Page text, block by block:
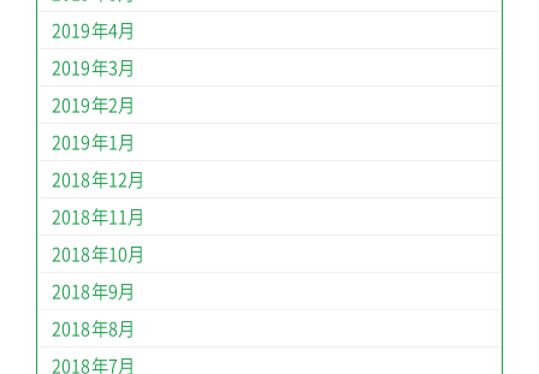
2019年4月
2019年3月
2019年2月
2019年1月
2018年12月
2018年11月
2018年10月
2018年9月
2018年8月
2018年7月